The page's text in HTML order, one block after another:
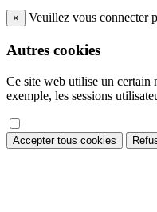
× Veuillez vous connecter
Autres cookies
Ce site web utilise un certain
exemple, les sessions
Accepter tous cookies